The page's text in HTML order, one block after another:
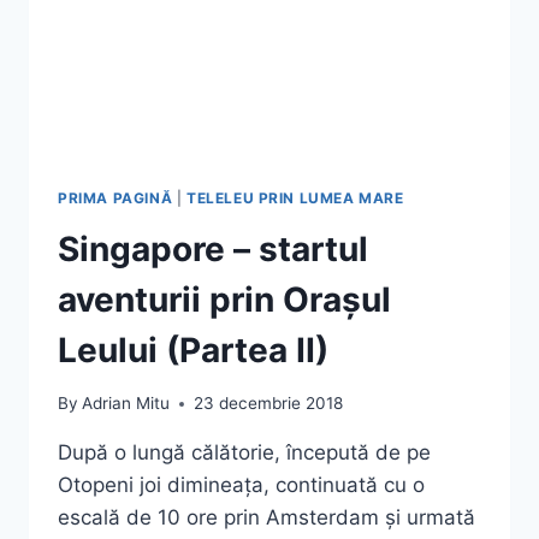
PRIMA PAGINĂ TELELEU PRIN LUMEA MARE
Singapore – startul
aventurii prin Orașul
Leului (Partea II)
By Adrian Mitu 23 decembrie 2018
După o lungă călătorie, începută de pe
Otopeni joi dimineața, continuată cu o
escală de 10 ore prin Amsterdam și urmată